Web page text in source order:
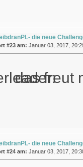
die neue
#23 am: Januar 03, 2017,
das freut
die neue
#24 am: Januar 03, 2017,